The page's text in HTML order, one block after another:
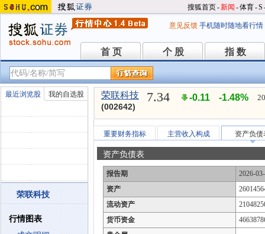
搜狐首页-新闻 -体育-S
意见反馈 手机随时随地看行情
首 页
首 页 个 股
个 股 指 数
指 数
最近浏览股 我的自选股
荣联科技
行情图表
荣联科技
(002642)
7.34 -0.11 -1.48%
重要财务指标 主营收入构成 资产负债
资产负债表
报告期
2026-
资产
流动资产
货币资金